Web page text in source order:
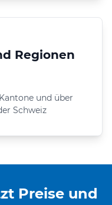
Regionen
und über
Schweiz
Preise und